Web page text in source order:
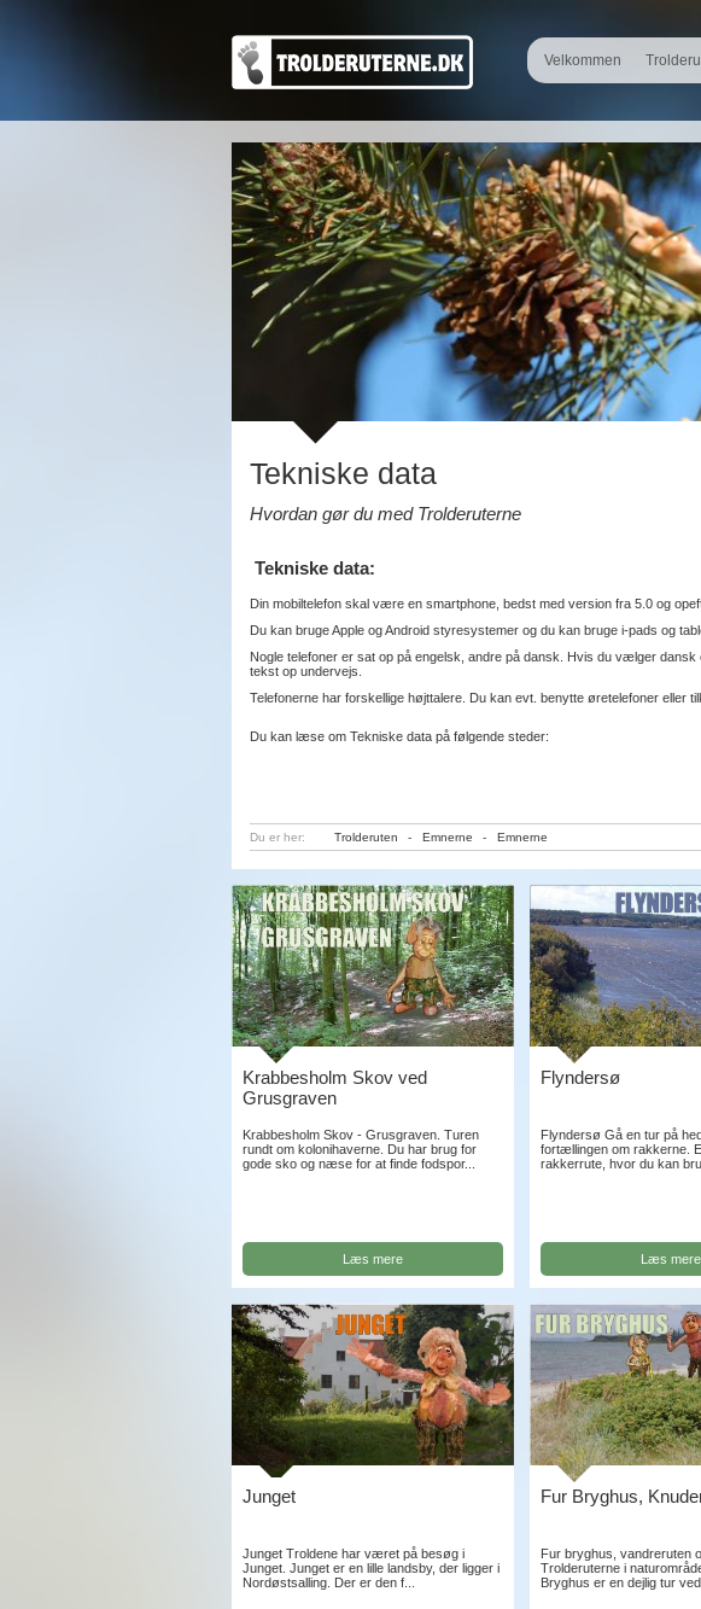
Tekniske data
Hvordan gør du med Trolderuterne
Tekniske data:
Din mobiltelefon skal være en smartphone, bedst med version fra 5.0 og
Du kan bruge Apple og Android styresystemer og du kan bruge i-pads og
Nogle telefoner er sat op på engelsk, andre på dansk. Hvis du vælger
tekst op undervejs.
Telefonerne har forskellige højttalere. Du kan evt. benytte øretelefoner eller
Du kan læse om Tekniske data på følgende steder:
Velkommen
Du er her: Trolderuten - Emnerne - Emnerne
Krabbesholm Skov ved
Grusgraven
Krabbesholm Skov - Grusgraven. Turen
rundt om kolonihaverne. Du har brug for
gode sko og næse for at finde fodspor...
Læs mere
Flyndersø
Flyndersø Gå en tur på
fortællingen om rakkerne.
rakkerrute, hvor du kan
Læs mere
Junget
Junget Troldene har været på besøg i
Junget. Junget er en lille landsby, der ligger i
Nordøstsalling. Der er den f...
Fur Bryghus,
Fur bryghus, vandreruten
Trolderuterne i
Bryghus er en dejlig tur ved